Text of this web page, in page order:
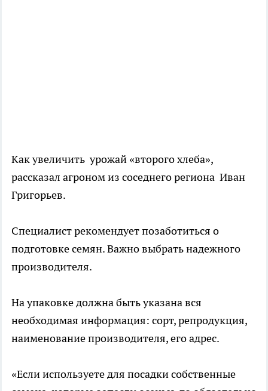
Как увеличить урожай «второго хлеба»,
рассказал агроном из соседнего региона Иван
Григорьев.
Специалист рекомендует позаботиться о
подготовке семян. Важно выбрать надежного
производителя.
На упаковке должна быть указана вся
необходимая информация: сорт, репродукция,
наименование производителя, его адрес.
«Если используете для посадки собственные